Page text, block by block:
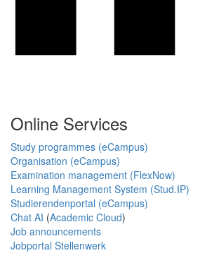
Online Services
Study programmes (eCampus)
Organisation (eCampus)
Examination management (FlexNow)
Learning Management System (Stud.IP)
Studierendenportal (eCampus)
Chat AI (Academic Cloud)
Job announcements
Jobportal Stellenwerk